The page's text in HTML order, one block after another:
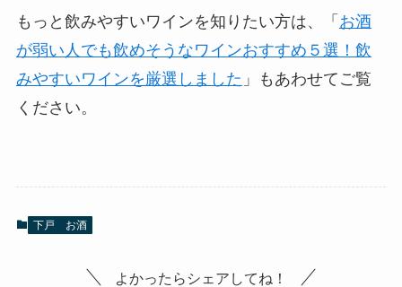
もっと飲みやすいワインを知りたい方は、「 お酒
が弱い人でも飲めそうなワインおすすめ５選！飲
みやすいワインを厳選しました 」もあわせてご覧
ください。
下戸 お酒
よかったらシェアしてね！